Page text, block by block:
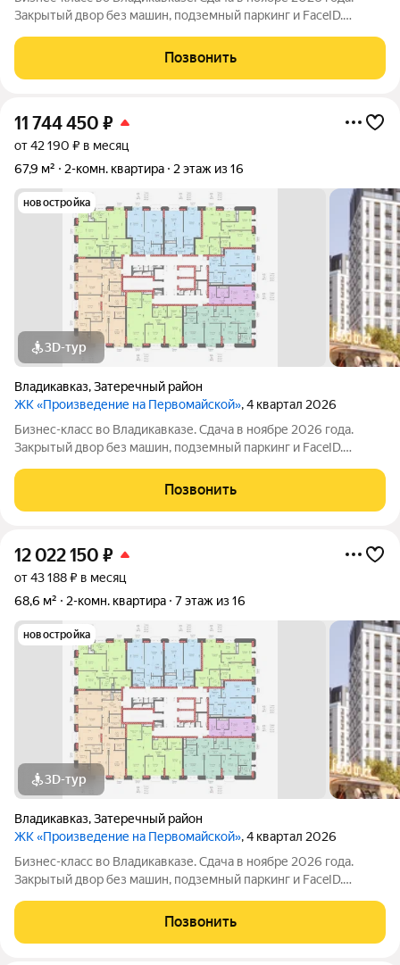
Закрытый двор без машин, подземный паркинг и FaceID.
сервис 24/7. Надежный актив: фасад из стеклофибробетона и
свободная планировка. Устали
Позвонить
11 744 450 ₽
от 42 190 ₽ в месяц
67,9 м²
2-комн. квартира 2 этаж из 16
новостройка
3D-тур
Владикавказ,Затеречный район
ЖК «Произведение на Первомайской», 4 квартал 2026
Бизнес-класс во Владикавказе. Сдача в ноябре 2026 года.
Закрытый двор без машин, подземный паркинг и FaceID.
сервис 24/7. Надежный актив: фасад из стеклофибробетона и
свободная планировка. Устали
Позвонить
12 022 150 ₽
от 43 188 ₽ в месяц
68,6 м²
2-комн. квартира 7 этаж из 16
новостройка
3D-тур
Владикавказ,Затеречный район
ЖК «Произведение на Первомайской», 4 квартал 2026
Бизнес-класс во Владикавказе. Сдача в ноябре 2026 года.
Закрытый двор без машин, подземный паркинг и FaceID.
сервис 24/7. Надежный актив: фасад из стеклофибробетона и
свободная планировка. Устали
Позвонить